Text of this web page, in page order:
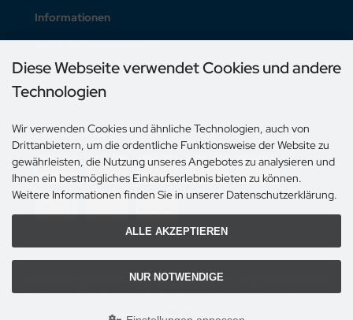
Informationen
Liefer- und Versandkosten
Unsere AGB
Impressum
Zahlungsmethoden
Alle Preise inkl. gesetzl. MWST zzgl.Versandkosten. Die durchgestrichenen Preise
entsprechen dem bisherigen Preis bei softmail.ch - gut und günstig, Lieferung auf
Diese Webseite verwendet Cookies und andere
Technologien
Wir verwenden Cookies und ähnliche Technologien, auch von
Drittanbietern, um die ordentliche Funktionsweise der Website zu
gewährleisten, die Nutzung unseres Angebotes zu analysieren und
Ihnen ein bestmögliches Einkaufserlebnis bieten zu können.
Weitere Informationen finden Sie in unserer Datenschutzerklärung.
ALLE AKZEPTIEREN
NUR NOTWENDIGE